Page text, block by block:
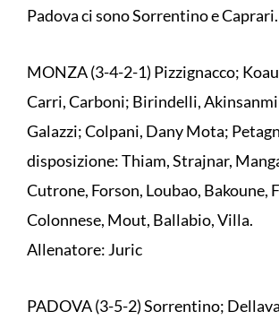
Padova ci sono Sorrentino e Caprari.
MONZA (3-4-2-1) Pizzignacco;
Carri, Carboni; Birindelli,
Galazzi; Colpani, Dany Mota;
disposizione: Thiam, Strajnar,
Cutrone, Forson, Loubao, Bakoune,
Colonnese, Mout, Ballabio, Villa.
Allenatore: Juric
PADOVA (3-5-2) Sorrentino;